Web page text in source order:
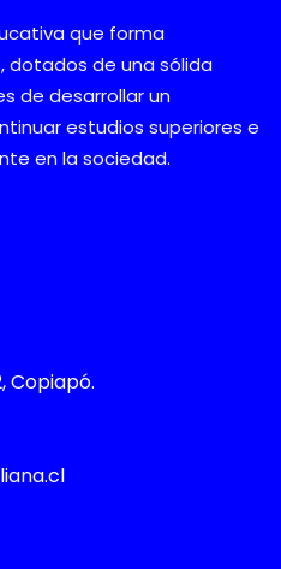
que forma
de una sólida
de desarrollar un
estudios superiores e
en la sociedad.
Copiapó.